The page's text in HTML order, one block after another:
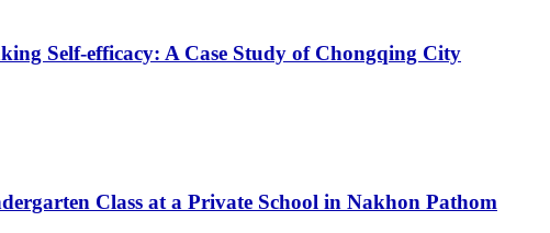
Self-efficacy: A Case Study of Chongqing City
Class at a Private School in Nakhon Pathom